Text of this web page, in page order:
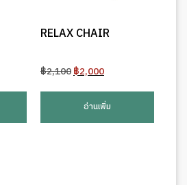
RELAX CHAIR
฿2,100Original
was:
฿2,100.
฿2,000Current
is:
฿2,000.
อ่านเพิ่ม